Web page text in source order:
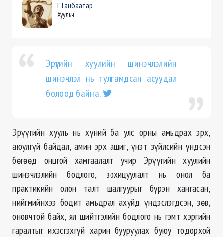
Г.Ганбаатар
Хуульч
Эрүүгийн хуулийн шинэчлэлийн
шинэчлэл нь тулгамдсан асуудал
болоод байна.
Эрүүгийн хууль нь хүний ба улс орны амьдрах эрх,
аюулгүй байдал, амин эрх ашиг, үнэт зүйлсийн үндсэн
бөгөөд онцгой хамгаалалт учир Эрүүгийн хуулийн
шинэчлэлийн бодлого, зохицуулалт нь онол ба
практикийн олон талт шалгуурыг бүрэн хангасан,
нийгмийнхээ бодит амьдрал ахуйд үндэслэгдсэн, зөв,
оновчтой байх, ял шийтгэлийн бодлого нь гэмт хэргийн
гаралтыг ихэсгэхгүй харин бууруулах буюу тодорхой